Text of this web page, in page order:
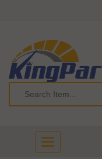
Toggle
navigation